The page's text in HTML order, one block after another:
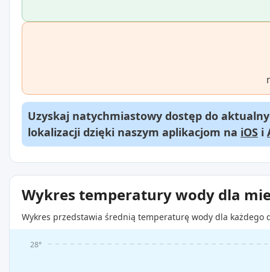
Uzyskaj natychmiastowy dostęp do
lokalizacji dzięki naszym aplikacjom na iOS i
Wykres temperatury wody dla
Wykres przedstawia średnią temperaturę wody dla
28°